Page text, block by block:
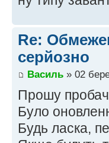
Re:
серйозно
Василь » 02
Прошу
Було
Будь ласка,